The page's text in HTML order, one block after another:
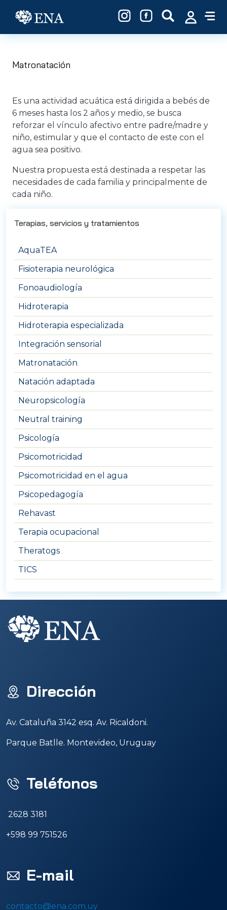
Matronatación
Es una actividad acuática está dirigida a bebés de
6 meses hasta los 2 años y medio, se busca
reforzar el vínculo afectivo entre padre/madre y
niño, estimular y que el contacto de este con el
agua sea positivo.
Nuestra propuesta está destinada a respetar las
necesidades de cada familia y principalmente de
cada niño.
Terapias, servicios y tratamientos
AquaTEA
Fisioterapia neurológica
Fonoaudiología
Hidroterapia
Hidroterapia especializada
Integración sensorial
Matronatación
Natación adaptada
Neuropsicología
Neutral training
Psicología
Psicomotricidad
Psicomotricidad en el agua
Psicopedagogía
Rehavast
Terapia ocupacional
Theratogs
TICS
Dirección
Av. Cataluña 3142 esq. Av. Ricaldoni.
Parque Batlle. Montevideo, Uruguay
Teléfonos
2628 3181
+598 99 751526
E-mail
contacto@ena.com.uy